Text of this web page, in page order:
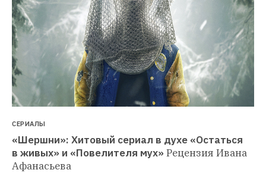
СЕРИАЛЫ
«Шершни»: Хитовый сериал в духе «Остаться
в живых» и «Повелителя мух» Рецензия Ивана
Афанасьева